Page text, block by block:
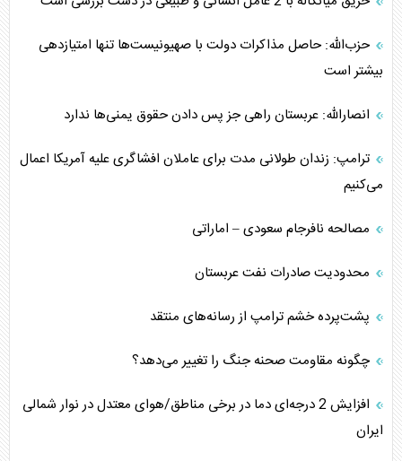
حزب‌الله: حاصل مذاکرات دولت با صهیونیست‌ها تنها امتیازدهی‌
بیشتر است
انصارالله: عربستان راهی جز پس دادن حقوق یمنی‌ها ندارد
ترامپ: زندان طولانی مدت برای عاملان افشاگری‌ علیه آمریکا اعمال
می‌کنیم
مصالحه نافرجام سعودی – اماراتی
محدودیت صادرات نفت عربستان
پشت‌پرده خشم ترامپ از رسانه‌های منتقد
چگونه مقاومت صحنه جنگ را تغییر می‌دهد؟
افزایش 2 درجه‌ای دما در برخی مناطق/هوای معتدل در نوار شمالی
ایران